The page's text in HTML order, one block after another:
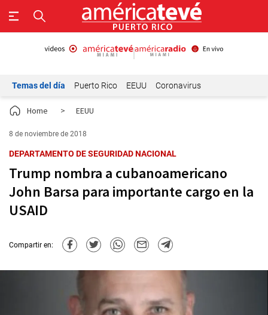
Temas del día Puerto Rico EEUU Coronavirus
Home > EEUU
8 de noviembre de 2018
DEPARTAMENTO DE SEGURIDAD NACIONAL
Trump nombra a cubanoamericano
John Barsa para importante cargo en la
USAID
Compartir en: